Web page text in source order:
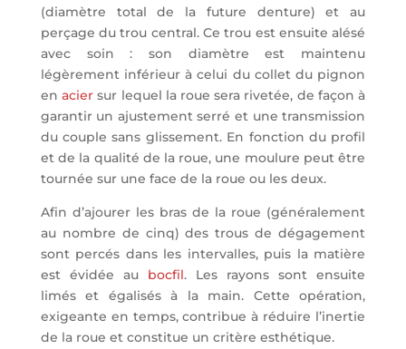
(diamètre total de la future denture) et au
perçage du trou central. Ce trou est ensuite alésé
avec soin : son diamètre est maintenu
légèrement inférieur à celui du collet du pignon
enacier sur lequel la roue sera rivetée, de façon à
garantir un ajustement serré et une transmission
du couple sans glissement. En fonction du profil
et de la qualité de la roue, une moulure peut être
tournée sur une face de la roue ou les deux.
Afin d’ajourer les bras de la roue (généralement
au nombre de cinq) des trous de dégagement
sont percés dans les intervalles, puis la matière
est évidée au bocfil. Les rayons sont ensuite
limés et égalisés à la main. Cette opération,
exigeante en temps, contribue à réduire l’inertie
de la roue et constitue un critère esthétique.